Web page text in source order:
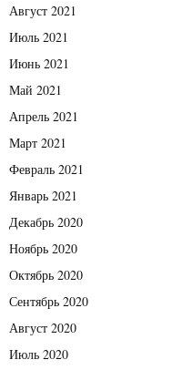
Август 2021
Июль 2021
Июнь 2021
Май 2021
Апрель 2021
Март 2021
Февраль 2021
Январь 2021
Декабрь 2020
Ноябрь 2020
Октябрь 2020
Сентябрь 2020
Август 2020
Июль 2020